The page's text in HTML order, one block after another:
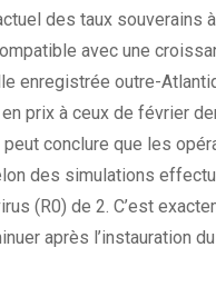
des taux souverains
avec une
enregistrée outre-
prix à ceux de février
peut conclure que les
des simulations
(R0) de 2. C’est
après l’instauration